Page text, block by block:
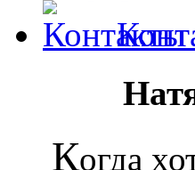
Когда